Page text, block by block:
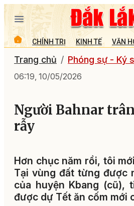
CHÍNH TRỊ KINH TẾ VĂN
Trang chủ Phóng sự - Ký
06:19, 10/05/2026
Người Bahnar
rẫy
Hơn chục năm rồi, tôi
Tại vùng đất từng được
của huyện Kbang (cũ),
được dự Tết ăn cốm mới